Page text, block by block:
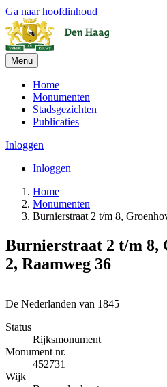
Ga naar hoofdinhoud
Menu
Home
Monumenten
Stadsgezichten
Publicaties
Inloggen
Inloggen
Home
Monumenten
Burnierstraat 2 t/m 8,
Burnierstraat 2 t/m 8,
2, Raamweg 36
+
−
De Nederlanden van 1845
Status
Rijksmonument
Monument nr.
452731
Wijk